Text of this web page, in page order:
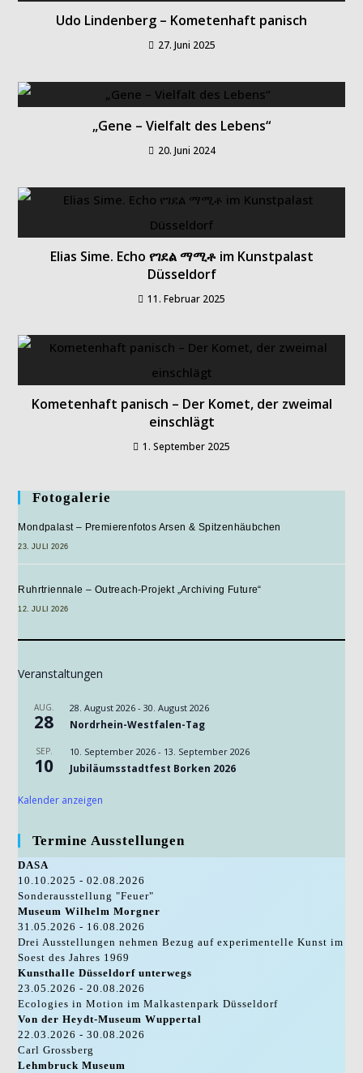
Udo Lindenberg – Kometenhaft panisch
27. Juni 2025
„Gene – Vielfalt des Lebens“
20. Juni 2024
Elias Sime. Echo የገደል ማሚቶ im Kunstpalast
Düsseldorf
11. Februar 2025
Kometenhaft panisch – Der Komet, der zweimal
einschlägt
1. September 2025
Fotogalerie
Mondpalast – Premierenfotos Arsen & Spitzenhäubchen
23. JULI 2026
Ruhrtriennale – Outreach-Projekt „Archiving Future“
12. JULI 2026
Veranstaltungen
AUG.
28
28. August 2026 -30. August 2026
Nordrhein-Westfalen-Tag
SEP.
10
10. September 2026 - 13. September 2026
Jubiläumsstadtfest Borken 2026
Kalender anzeigen
Termine Ausstellungen
DASA
10.10.2025 - 02.08.2026
Sonderausstellung "Feuer"
Museum Wilhelm Morgner
31.05.2026 - 16.08.2026
Drei Ausstellungen nehmen Bezug auf experimentelle Kunst im
Soest des Jahres 1969
Kunsthalle Düsseldorf unterwegs
23.05.2026 - 20.08.2026
Ecologies in Motion im Malkastenpark Düsseldorf
Von der Heydt-Museum Wuppertal
22.03.2026 - 30.08.2026
Carl Grossberg
Lehmbruck Museum